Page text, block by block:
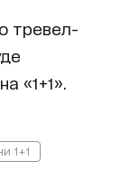
тревел-
«1+1».
1+1